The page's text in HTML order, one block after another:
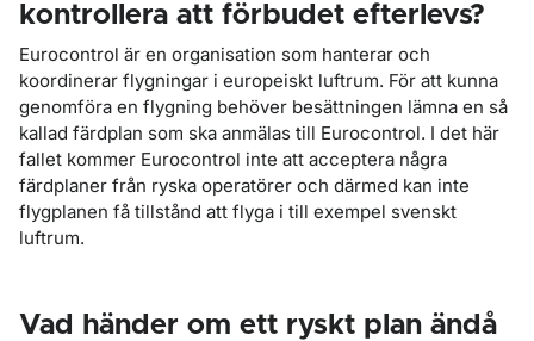
kontrollera att förbudet efterlevs?
Eurocontrol är en organisation som hanterar och
koordinerar flygningar i europeiskt luftrum. För att kunna
genomföra en flygning behöver besättningen lämna en så
kallad färdplan som ska anmälas till Eurocontrol. I det här
fallet kommer Eurocontrol inte att acceptera några
färdplaner från ryska operatörer och därmed kan inte
flygplanen få tillstånd att flyga i till exempel svenskt
luftrum.
Vad händer om ett ryskt plan ändå